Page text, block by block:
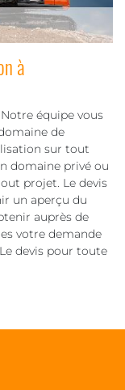
à
équipe vous
de
sur tout
domaine privé ou
projet. Le devis
un aperçu du
auprès de
votre demande
devis pour toute